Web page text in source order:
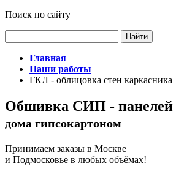
Поиск по сайту
Главная
Наши работы
ГКЛ - облицовка стен каркасника
Обшивка СИП - панелей
дома гипсокартоном
Принимаем заказы в Москве
и Подмосковье в любых объёмах!